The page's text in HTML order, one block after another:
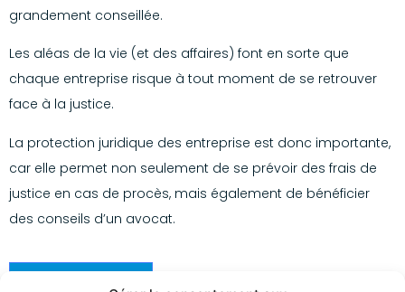
grandement conseillée.
Les aléas de la vie (et des affaires) font en sorte que
chaque entreprise risque à tout moment de se retrouver
face à la justice.
La protection juridique des entreprise est donc importante,
car elle permet non seulement de se prévoir des frais de
justice en cas de procès, mais également de bénéficier
des conseils d’un avocat.